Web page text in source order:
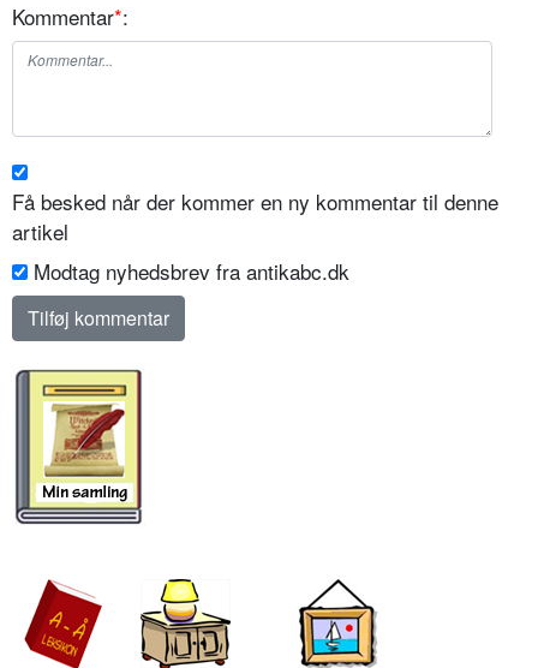
Kommentar*:
Få besked når der kommer en ny kommentar til denne
artikel
Modtag nyhedsbrev fra antikabc.dk